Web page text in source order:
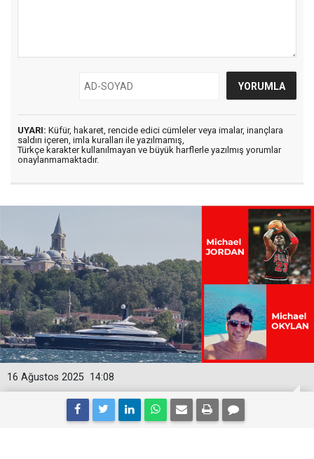
UYARI: Küfür, hakaret, rencide edici cümleler veya imalar, inançlara
saldırı içeren, imla kuralları ile yazılmamış,
Türkçe karakter kullanılmayan ve büyük harflerle yazılmış yorumlar
onaylanmamaktadır.
14:08
16 Ağustos 2025